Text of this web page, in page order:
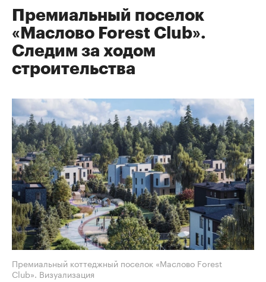
Премиальный поселок
«Маслово Forest Club».
Следим за ходом
строительства
Премиальный коттеджный поселок «Маслово Forest
Club». Визуализация